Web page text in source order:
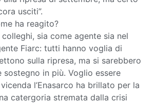
usciti”.
ha reagito?
sia come agente sia nel
Fiarc: tutti hanno voglia di
sulla ripresa, ma si sarebbero
sostegno in più. Voglio essere
l’Enasarco ha brillato per la
catergoria stremata dalla crisi